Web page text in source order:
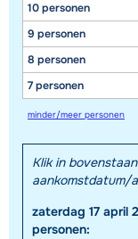
10 personen
9 personen
8 personen
7 personen
minder/meer personen
Klik in
aankomstdatum/
zaterdag 17 april
personen: